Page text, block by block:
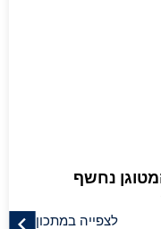
לצפייה במתכון